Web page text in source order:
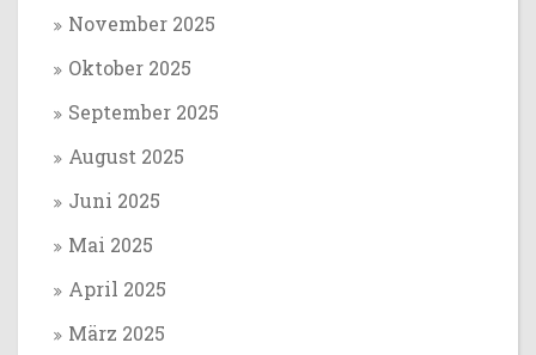
November 2025
Oktober 2025
September 2025
August 2025
Juni 2025
Mai 2025
April 2025
März 2025